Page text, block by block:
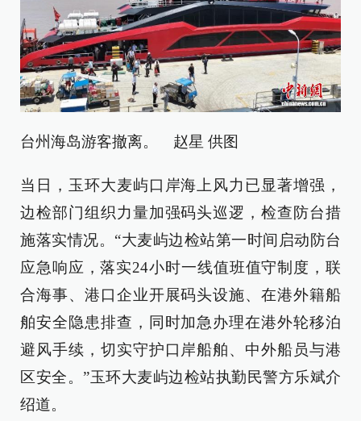
台州海岛游客撤离。 赵星 供图
当日，玉环大麦屿口岸海上风力已显著增强，
边检部门组织力量加强码头巡逻，检查防台措
施落实情况。“大麦屿边检站第一时间启动防台
应急响应，落实24小时一线值班值守制度，联
合海事、港口企业开展码头设施、在港外籍船
舶安全隐患排查，同时加急办理在港外轮移泊
避风手续，切实守护口岸船舶、中外船员与港
区安全。”玉环大麦屿边检站执勤民警方乐斌介
绍道。